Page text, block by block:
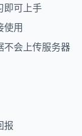
即可上手
使用
不会上传服务器
报